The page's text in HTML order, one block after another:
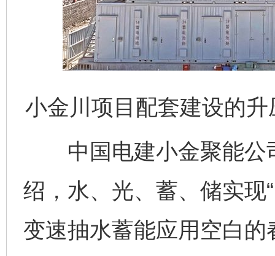
小金川项目配套建设的
中国电建小金聚能公
绍，水、光、蓄、储实现
变速抽水蓄能应用空白